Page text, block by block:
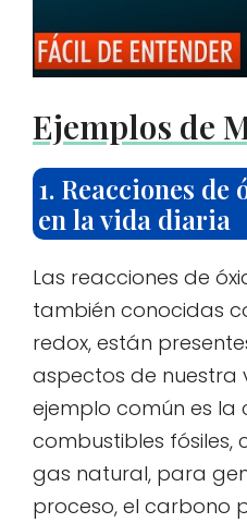
Ejemplos de
1. Reacciones
en la vida diaria
Las reacciones de
también conocidas
redox, están
aspectos de nuestra
ejemplo común es la
combustibles fósiles,
gas natural, para
proceso, el carbono